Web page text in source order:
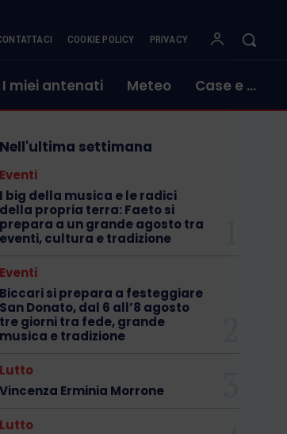
COOKIE POLICY PRIVACY
I miei antenati Meteo Case e …
Nell'ultima settimana
Eventi
I big della musica e le radici
della propria terra: Faeto si
prepara a un grande agosto tra
eventi, cultura e tradizione
Eventi
Biccari si prepara a festeggiare
San Donato, dal 6 all’8 agosto
tre giorni tra fede, grande
musica e tradizione
Lutto
Vincenza Erminia Morrone
Lutto